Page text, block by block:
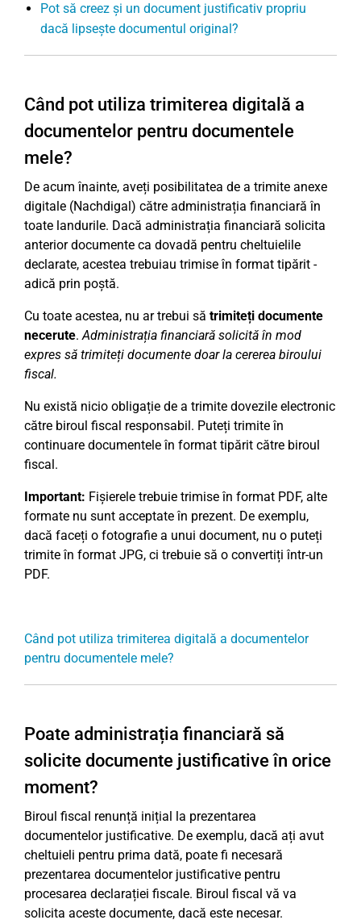
Pot să creez și un document justificativ propriu
dacă lipsește documentul original?
Când pot utiliza trimiterea digitală a
documentelor pentru documentele
mele?
De acum înainte, aveți posibilitatea de a trimite anexe
digitale (Nachdigal) către administrația financiară în
toate landurile. Dacă administrația financiară solicita
anterior documente ca dovadă pentru cheltuielile
declarate, acestea trebuiau trimise în format tipărit -
adică prin poștă.
Cu toate acestea, nu ar trebui să trimiteți documente
necerute.Administrația financiară solicită în mod
expres să trimiteți documente doar la cererea biroului
fiscal.
Nu există nicio obligație de a trimite dovezile electronic
către biroul fiscal responsabil. Puteți trimite în
continuare documentele în format tipărit către biroul
fiscal.
Important: Fișierele trebuie trimise în format PDF, alte
formate nu sunt acceptate în prezent. De exemplu,
dacă faceți o fotografie a unui document, nu o puteți
trimite în format JPG, ci trebuie să o convertiți într-un
PDF.
Când pot utiliza trimiterea digitală a documentelor
pentru documentele mele?
Poate administrația financiară să
solicite documente justificative în orice
moment?
Biroul fiscal renunță inițial la prezentarea
documentelor justificative. De exemplu, dacă ați avut
cheltuieli pentru prima dată, poate fi necesară
prezentarea documentelor justificative pentru
procesarea declarației fiscale. Biroul fiscal vă va
solicita aceste documente, dacă este necesar.